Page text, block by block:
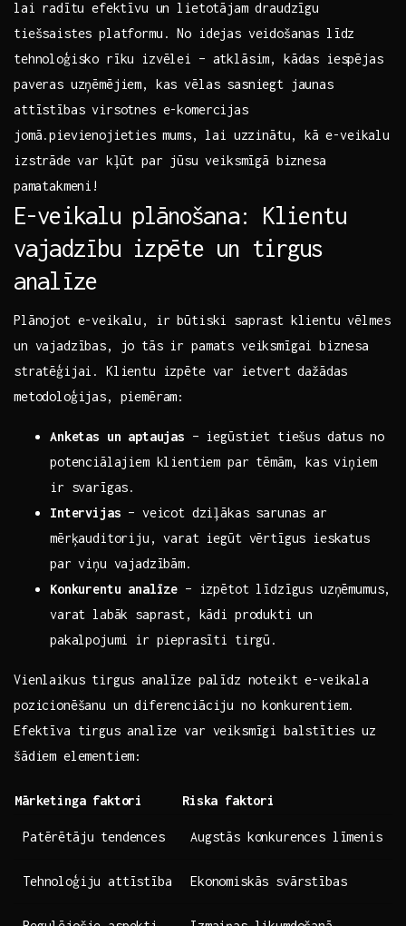
lai ⁣radītu efektīvu un lietotājam draudzīgu⁤
tiešsaistes platformu. No idejas veidošanas līdz
tehnoloģisko rīku izvēlei – atklāsim, kādas iespējas
paveras uzņēmējiem,‌ kas vēlas sasniegt jaunas
attīstības​ virsotnes e-komercijas
jomā.pievienojieties⁣ mums,⁢ lai uzzinātu,⁤ kā ⁤e-veikalu⁤
izstrāde⁤ var kļūt​ par jūsu ⁤veiksmīgā biznesa
⁣pamatakmeni!
E-veikalu ⁣plānošana: Klientu
vajadzību izpēte un tirgus​
analīze
Plānojot e-veikalu,‍ ir būtiski saprast klientu vēlmes⁢
un vajadzības, jo tās ir pamats veiksmīgai biznesa
stratēģijai. Klientu izpēte var ietvert ⁤dažādas
metodoloģijas, piemēram:
Anketas un aptaujas – iegūstiet tiešus datus no
potenciālajiem klientiem ⁤par tēmām, kas viņiem
ir‌ svarīgas.
Intervijas – veicot dziļākas sarunas ar
mērķauditoriju, varat iegūt vērtīgus ieskatus
par viņu vajadzībām.
Konkurentu analīze – izpētot līdzīgus uzņēmumus,
varat labāk saprast, kādi produkti un
pakalpojumi ir pieprasīti tirgū.
Vienlaikus tirgus‍ analīze ⁤palīdz noteikt e-veikala
pozicionēšanu un diferenciāciju‌ no konkurentiem.
Efektīva tirgus analīze var veiksmīgi balstīties uz
šādiem elementiem:
Mārketinga faktori Riska faktori
Patērētāju tendences Augstās konkurences līmenis
Tehnoloģiju ‍attīstība Ekonomiskās svārstības